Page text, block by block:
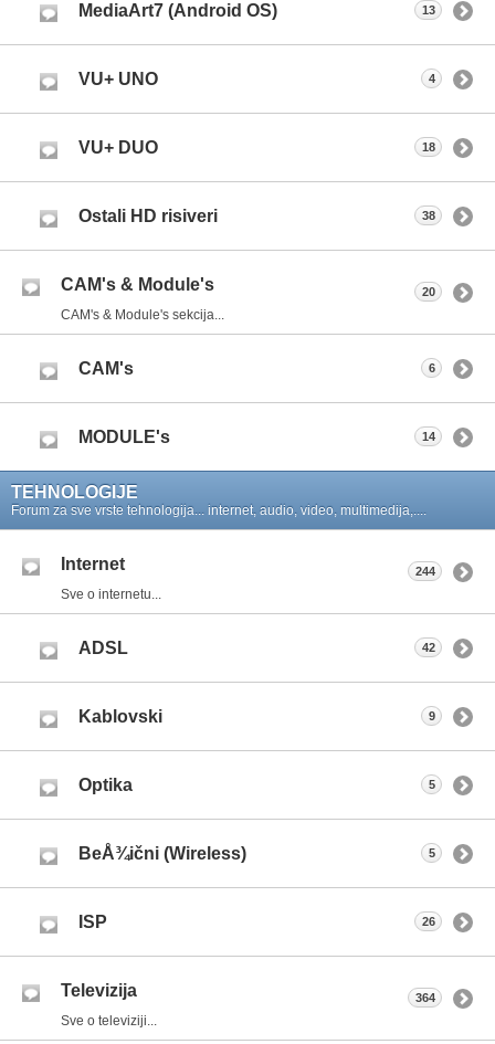
MediaArt7 (Android OS) 13
VU+ UNO 4
VU+ DUO 18
Ostali HD risiveri 38
CAM's & Module's
CAM's & Module's sekcija...
20
CAM's 6
MODULE's 14
TEHNOLOGIJE
Forum za sve vrste tehnologija... internet, audio, video, multimedija,....
Internet
Sve o internetu...
244
ADSL 42
Kablovski 9
Optika 5
BeÅ¾ični (Wireless) 5
ISP 26
Televizija
Sve o televiziji...
364